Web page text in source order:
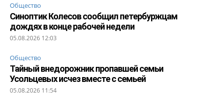
Общество
Синоптик Колесов сообщил петербуржцам
дождях в конце рабочей недели
05.08.2026 12:03
Общество
Тайный внедорожник пропавшей семьи
Усольцевых исчез вместе с семьей
05.08.2026 11:54